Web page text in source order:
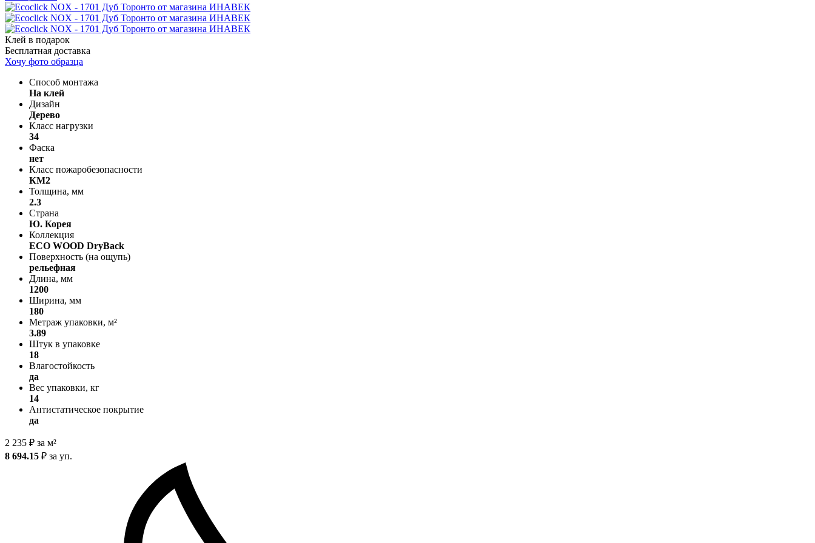
Клей в подарок
Бесплатная доставка
Хочу фото образца
Способ монтажа
На клей
Дизайн
Дерево
Класс нагрузки
34
Фаска
нет
Класс пожаробезопасности
КМ2
Толщина, мм
2.3
Страна
Ю. Корея
Коллекция
ECO WOOD DryBack
Поверхность (на ощупь)
рельефная
Длина, мм
1200
Ширина, мм
180
Метраж упаковки, м²
3.89
Штук в упаковке
18
Влагостойкость
да
Вес упаковки, кг
14
Антистатическое покрытие
да
2 235 ₽ за м²
8 694.15 ₽ за уп.